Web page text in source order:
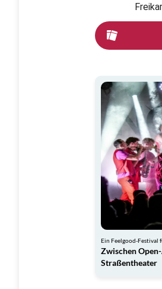
Ein Feelgood-Festival
Zwischen
Straßentheater